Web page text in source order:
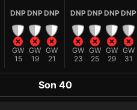
DNP
GW
15
DNP
GW
19
DNP
GW
21
DNP
GW
23
DNP
GW
25
DNP
GW
29
DNP
GW
31
Son 40